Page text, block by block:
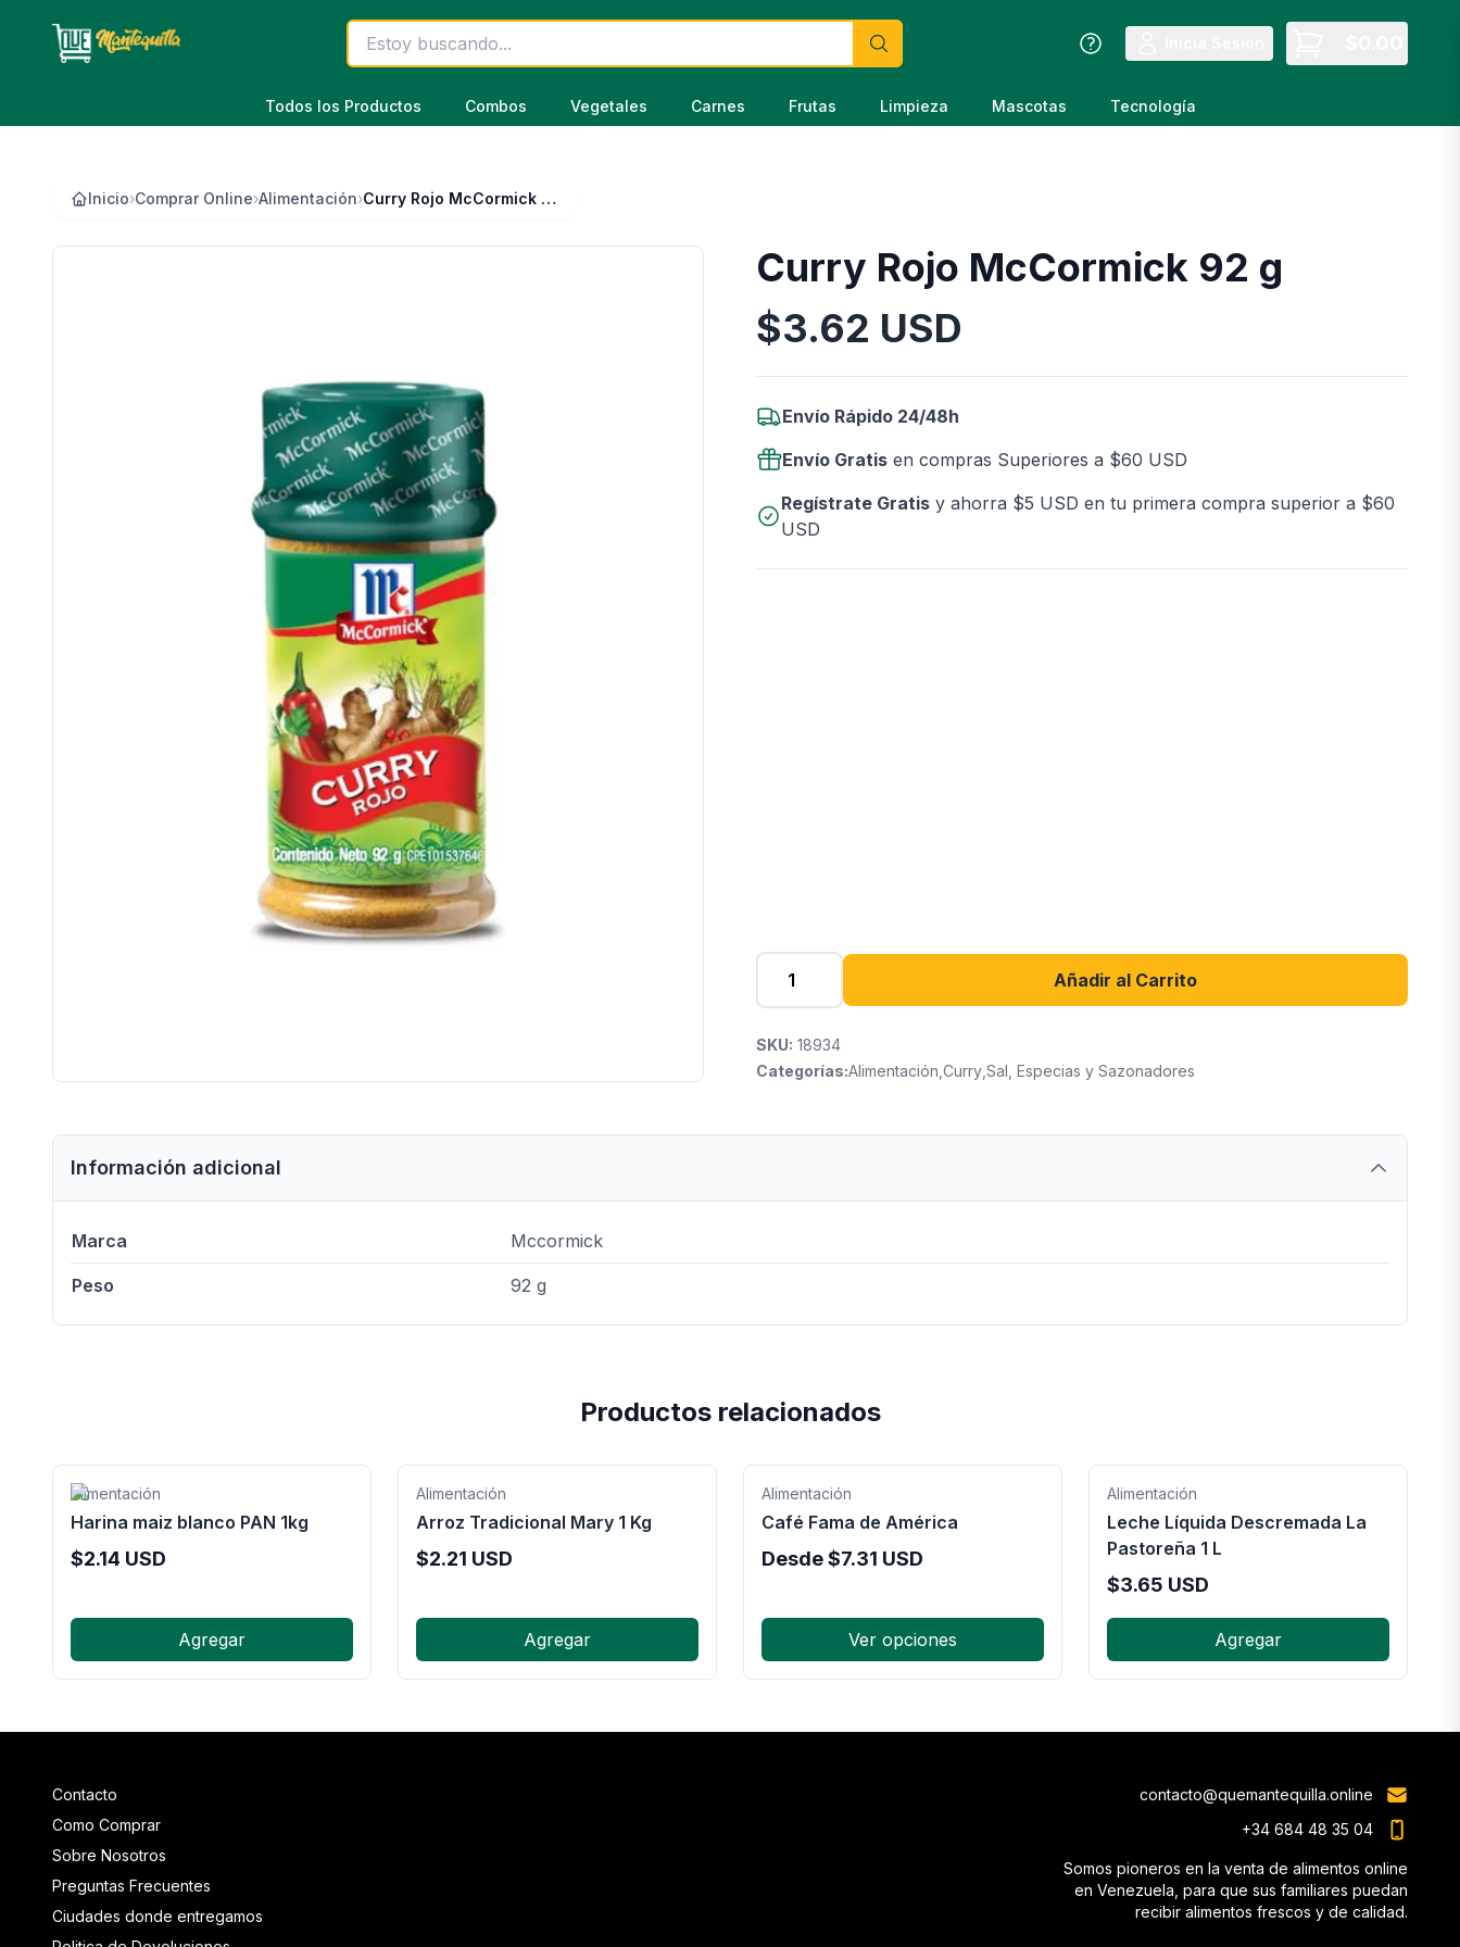
Todos los Productos Combos Vegetales Carnes Frutas Limpieza Mascotas Tecnología
Inicio›Comprar Online›Alimentación› Curry Rojo McCormick 92 g
Curry Rojo McCormick 92 g
Información del Producto
$3.62 USD
Envío Rápido 24/48h
Envío Gratis en compras Superiores a $60 USD
Regístrate Gratisy ahorra $5 USD en tu primera compra superior a $60
USD
Añadir al Carrito
SKU: 18934
Categorías:Alimentación Curry Sal, Especias y Sazonadores
Información adicional
Marca Mccormick
Peso 92 g
Productos relacionados
Alimentación
Harina maiz blanco PAN 1kg
$2.14 USD
Agregar
Alimentación
Arroz Tradicional Mary 1 Kg
$2.21 USD
Agregar
Alimentación
Café Fama de América
Desde$7.31 USD
Ver opciones
Alimentación
Leche Líquida Descremada La
Pastoreña 1 L
$3.65 USD
Agregar
Contacto
Como Comprar
Sobre Nosotros
Preguntas Frecuentes
Ciudades donde entregamos
contacto@quemantequilla.online
+34 684 48 35 04
Somos pioneros en la venta de alimentos online
en Venezuela, para que sus familiares puedan
recibir alimentos frescos y de calidad.